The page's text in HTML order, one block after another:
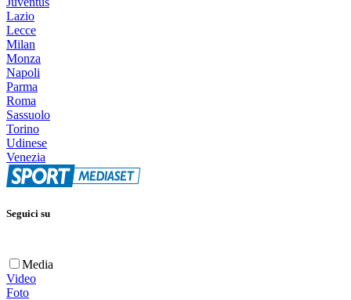
Lazio
Lecce
Milan
Monza
Napoli
Parma
Roma
Sassuolo
Torino
Udinese
Venezia
Seguici su
Media
Video
Foto